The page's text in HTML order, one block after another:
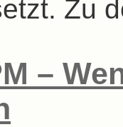
Zu
–